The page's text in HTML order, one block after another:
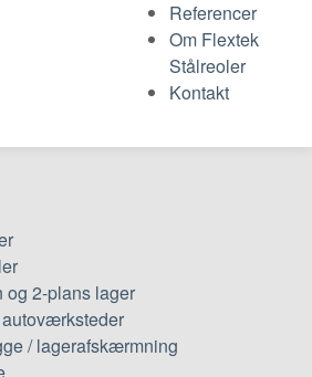
Referencer
Om Flextek
Stålreoler
Kontakt
og 2-plans lager
/ lagerafskærmning